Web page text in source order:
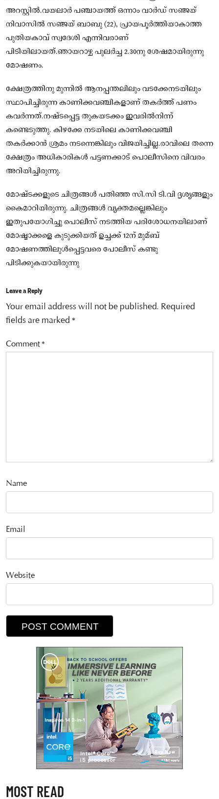
അറസ്റ്റിൽ.വയലാർ പഞ്ചായത്ത് ഒന്നാം വാർഡ് സഞ്ജയ്
നിവാസിൽ സഞ്ജയ് ബാബു (22), പ്രായപൂർത്തിയാകാത്ത
പുതിയകാവ് സ്വദേശി എന്നിവരാണ്
പിടിയിലായത്.ഞായറാഴ്ച പുലർച്ച 2.30നു ശേഷമായിരുന്നു
മോഷണം.
ക്ഷേത്രത്തിനു മുന്നിൽ ആനപ്പന്തലിലും വടക്കേനടയിലും
സ്ഥാപിച്ചിരുന്ന കാണിക്കവഞ്ചികളാണ് തകർത്ത് പണം
കവർന്നത്.നഷ്ടപ്പെട്ട തുകയടക്കം ഇവരിൽനിന്ന്
കണ്ടെടുത്തു. കിഴക്കേ നടയിലെ കാണിക്കവഞ്ചി
തകർക്കാൻ ശ്രമം നടന്നെങ്കിലും വിജയിച്ചില്ല.രാവിലെ തന്നെ
ക്ഷേത്രം അധികാരികൾ പട്ടണക്കാട് പൊലീസിനെ വിവരം
അറിയിച്ചിരുന്നു.
മോഷ്ടക്കളുടെ ചിത്രങ്ങൾ പതിഞ്ഞ സി.സി ടി.വി ദൃശ്യങ്ങളും
കൈമാറിയിരുന്നു. ചിത്രങ്ങൾ വ്യക്തമല്ലെങ്കിലും
ഇതുപയോഗിച്ചു പൊലീസ് നടത്തിയ പരിശോധനയിലാണ്
മോഷ്മാക്കളെ കുടുക്കിയത് ഉച്ചക്ക് 12ന് മുമ്ബ്
മോഷണത്തിലുൾപ്പെട്ടവരെ പോലീസ് കണ്ടു
പിടിക്കുകയായിരുന്നു
Leave a Reply
Your email address will not be published. Required
fields are marked *
Comment*
Name
Email
Website
MOST READ